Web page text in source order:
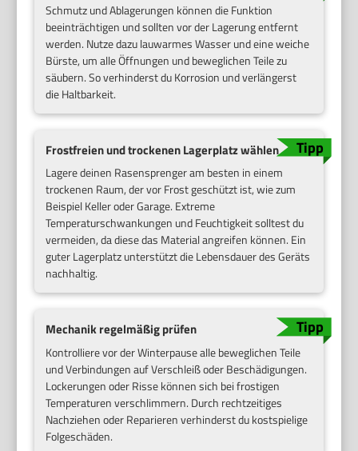
Schmutz und Ablagerungen können die Funktion
beeinträchtigen und sollten vor der Lagerung entfernt
werden. Nutze dazu lauwarmes Wasser und eine weiche
Bürste, um alle Öffnungen und beweglichen Teile zu
säubern. So verhinderst du Korrosion und verlängerst
die Haltbarkeit.
Frostfreien und trockenen Lagerplatz wählen
Lagere deinen Rasensprenger am besten in einem
trockenen Raum, der vor Frost geschützt ist, wie zum
Beispiel Keller oder Garage. Extreme
Temperaturschwankungen und Feuchtigkeit solltest du
vermeiden, da diese das Material angreifen können. Ein
guter Lagerplatz unterstützt die Lebensdauer des Geräts
nachhaltig.
Mechanik regelmäßig prüfen
Kontrolliere vor der Winterpause alle beweglichen Teile
und Verbindungen auf Verschleiß oder Beschädigungen.
Lockerungen oder Risse können sich bei frostigen
Temperaturen verschlimmern. Durch rechtzeitiges
Nachziehen oder Reparieren verhinderst du kostspielige
Folgeschäden.